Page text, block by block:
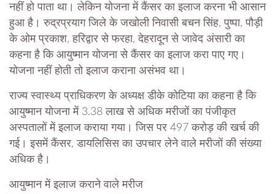
नहीं हो पाता था। लेकिन योजना में कैंसर का इलाज करना भी आसान
हुआ है। रुद्रप्रयाग जिले के जखोली निवासी बचन सिंह, पुष्पा, पौड़ी
के ओम प्रकाश, हरिद्वार से फरहा, देहरादून से जावेद अंसारी का
कहना है कि आयुष्मान योजना से कैंसर का इलाज करा पाए गए।
योजना नहीं होती तो इलाज कराना असंभव था।
राज्य स्वास्थ्य प्राधिकरण के अध्यक्ष डीके कोटिया का कहना है कि
आयुष्मान योजना में 3.38 लाख से अधिक मरीजों का पंजीकृत
अस्पतालों में इलाज कराया गया। जिस पर 497 करोड़ की खर्च की
गई। इसमें कैंसर, डायलिसिस का उपचार लेने वाले मरीजों की संख्या
अधिक है।
आयुष्मान में इलाज कराने वाले मरीज